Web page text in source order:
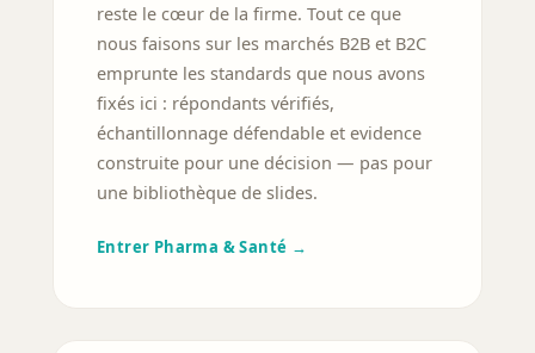
reste le cœur de la firme. Tout ce que
nous faisons sur les marchés B2B et B2C
emprunte les standards que nous avons
fixés ici : répondants vérifiés,
échantillonnage défendable et evidence
construite pour une décision — pas pour
une bibliothèque de slides.
Entrer Pharma & Santé →